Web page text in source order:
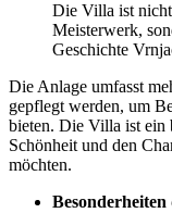
Die Villa ist
Meisterwerk,
Geschichte
Die Anlage umfasst
gepflegt werden, um
bieten. Die Villa ist ein
Schönheit und den
möchten.